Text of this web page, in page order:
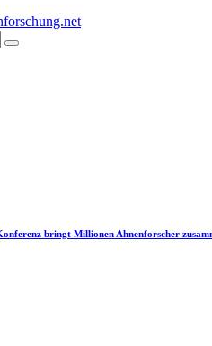
bringt Millionen Ahnenforscher